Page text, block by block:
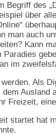
Begriff des
über
man auch
Kann
Paradies
im
Als
Ausland
Freizeit,
startet hat